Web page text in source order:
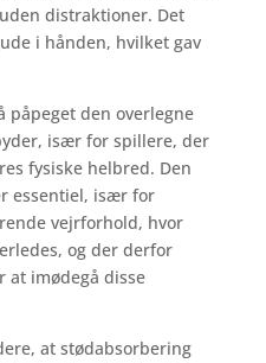
distraktioner. Det
i hånden, hvilket gav
påpeget den overlegne
især for spillere, der
fysiske helbred. Den
essentiel, især for
vejrforhold, hvor
og der derfor
at imødegå disse
at stødabsorbering